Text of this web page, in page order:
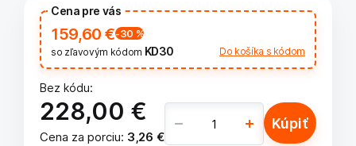
Cena pre vás
159,60 €-30 %
so zľavovým kódom KD30 Do košíka s kódom
Bez kódu:
228,00 €
Cena za porciu: 3,26 €
Kúpiť